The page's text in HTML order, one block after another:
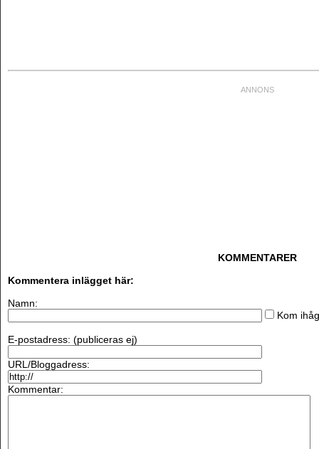
KOMMENTARER
Kommentera inlägget här:
Namn:
Kom
E-postadress: (publiceras ej)
URL/Bloggadress:
Kommentar: